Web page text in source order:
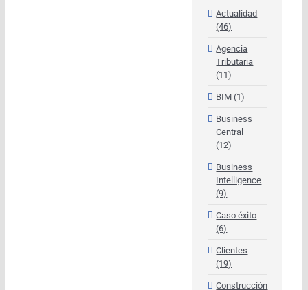
Actualidad
(46)
Agencia
Tributaria
(11)
BIM (1)
Business
Central
(12)
Business
Intelligence
(9)
Caso éxito
(6)
Clientes
(19)
Construcción